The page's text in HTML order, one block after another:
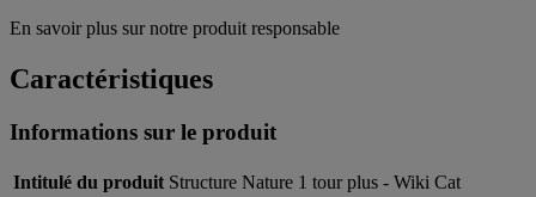
En savoir plus sur notre produit responsable
Caractéristiques
Informations sur le produit
Intitulé du produit Structure Nature 1 tour plus - Wiki Cat